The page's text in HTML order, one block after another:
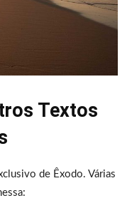
Textos
de Êxodo. Várias